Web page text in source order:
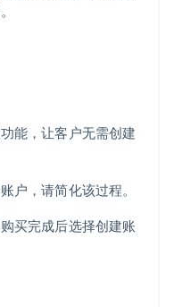
能，让客户无需创建
户，请简化该过程。
买完成后选择创建账